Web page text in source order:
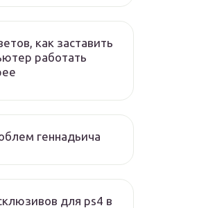
как заставить
работать
геннадьича
для ps4 в